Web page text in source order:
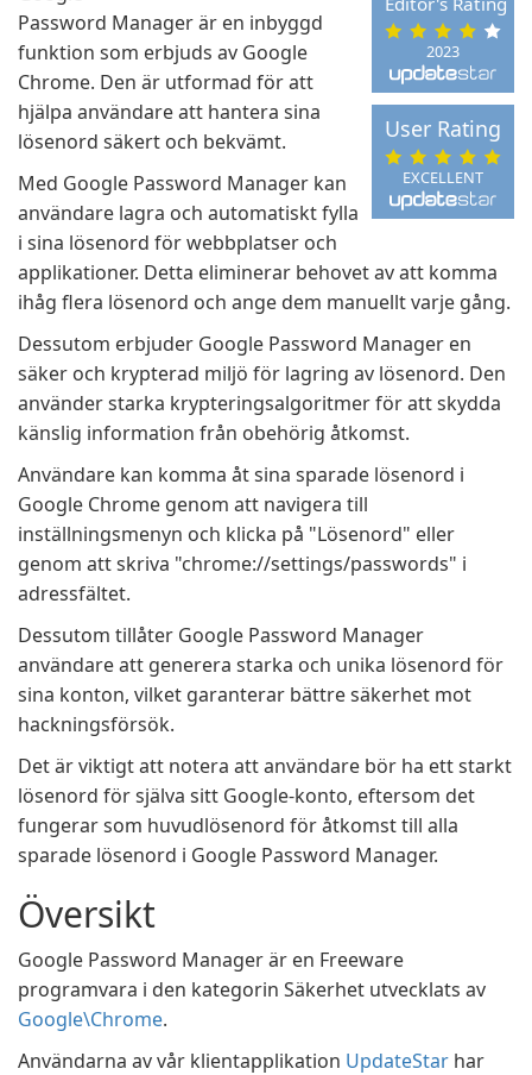
2023
EXCELLENT
User Rating
Password Manager är en inbyggd
funktion som erbjuds av Google
Chrome. Den är utformad för att
hjälpa användare att hantera sina
lösenord säkert och bekvämt.
Med Google Password Manager kan
användare lagra och automatiskt fylla
i sina lösenord för webbplatser och
applikationer. Detta eliminerar behovet av att komma
ihåg flera lösenord och ange dem manuellt varje gång.
Dessutom erbjuder Google Password Manager en
säker och krypterad miljö för lagring av lösenord. Den
använder starka krypteringsalgoritmer för att skydda
känslig information från obehörig åtkomst.
Användare kan komma åt sina sparade lösenord i
Google Chrome genom att navigera till
inställningsmenyn och klicka på "Lösenord" eller
genom att skriva "chrome://settings/passwords" i
adressfältet.
Dessutom tillåter Google Password Manager
användare att generera starka och unika lösenord för
sina konton, vilket garanterar bättre säkerhet mot
hackningsförsök.
Det är viktigt att notera att användare bör ha ett starkt
lösenord för själva sitt Google-konto, eftersom det
fungerar som huvudlösenord för åtkomst till alla
sparade lösenord i Google Password Manager.
Översikt
Google Password Manager är en Freeware
programvara i den kategorin Säkerhet utvecklats av
Google\Chrome.
Användarna av vår klientapplikation UpdateStar har